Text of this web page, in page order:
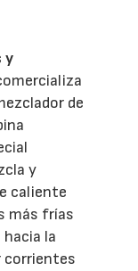
y
de
y
caliente
más frías
la
corrientes